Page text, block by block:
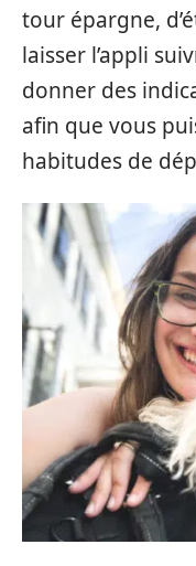
tour épargne,
laisser l’appli
donner des
afin que vous
habitudes de